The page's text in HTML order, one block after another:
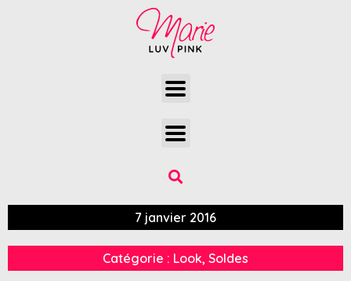
7 janvier 2016
Catégorie : Look, Soldes